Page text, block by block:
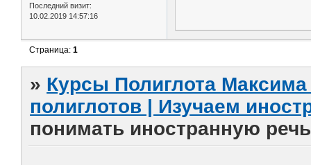
Последний визит:
10.02.2019 14:57:16
Страница:1
» Курсы Полиглота
полиглотов | Изучаем
понимать иностранную